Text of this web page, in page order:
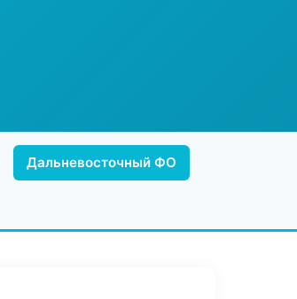
Дальневосточный ФО